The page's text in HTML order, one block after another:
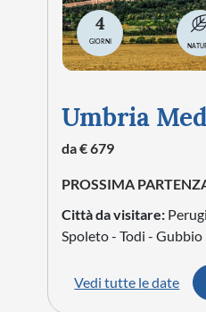
4
GIORNI
Umbria
da € 679
PROSSIMA
Città da visitare:
Spoleto - Todi - Gubbio
Vedi tutte le date